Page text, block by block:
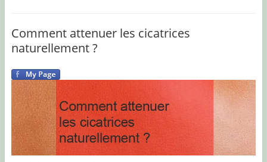
Comment attenuer les cicatrices
naturellement ?